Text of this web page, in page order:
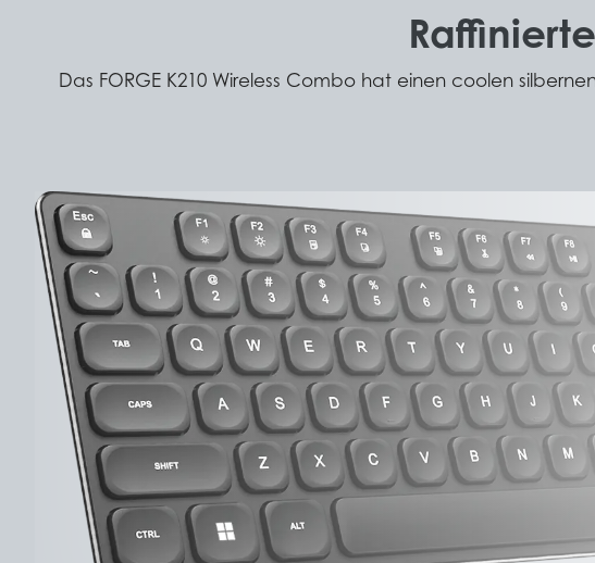
Das FORGE K210 Wireless Combo hat einen coolen